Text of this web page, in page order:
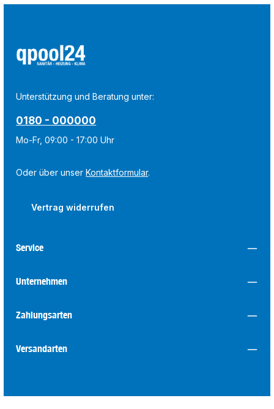
Unterstützung und Beratung unter:
0180 - 000000
Mo-Fr, 09:00 - 17:00 Uhr
Oder über unser Kontaktformular.
Vertrag widerrufen
Service
Unternehmen
Zahlungsarten
Versandarten